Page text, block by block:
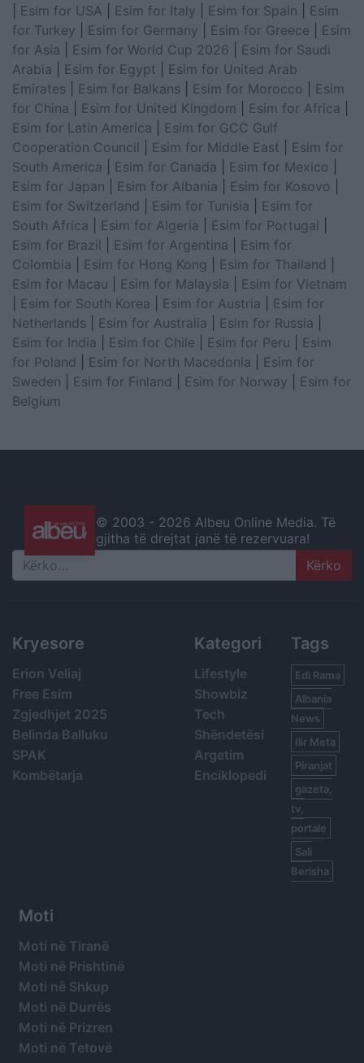
Esim for USA Esim for Italy Esim for Spain
Esim
for Turkey
Esim for Germany Esim for Greece
Esim
for Asia
Esim for World Cup 2026
Esim for Saudi
Arabia
Esim for Egypt
Esim for United Arab
Emirates
Esim for Balkans Esim for Morocco
Esim
for China
Esim for United Kingdom Esim for Africa
Esim for Latin America
Esim for GCC Gulf
Cooperation Council
Esim for Middle East
Esim for
South America
Esim for Canada Esim for Mexico
Esim for Japan
Esim for Albania Esim for Kosovo
Esim for Switzerland
Esim for Tunisia
Esim for
South Africa
Esim for Algeria Esim for Portugal
Esim for Brazil
Esim for Argentina
Esim for
Colombia
Esim for Hong Kong Esim for Thailand
Esim for Macau
Esim for Malaysia
Esim for Vietnam
Esim for South Korea Esim for Austria
Esim for
Netherlands
Esim for Australia Esim for Russia
Esim for India
Esim for Chile Esim for Peru
Esim
for Poland
Esim for North Macedonia
Esim for
Sweden
Esim for Finland Esim for Norway
Esim for
Belgium
© 2003 - 2026 Albeu Online Media. Të
gjitha të drejtat janë të rezervuara!
Search
Kryesore
Erion Veliaj
Free Esim
Zgjedhjet 2025
Belinda Balluku
SPAK
Kombëtarja
Kategori
Lifestyle
Showbiz
Tech
Shëndetësi
Argetim
Enciklopedi
Tags
Edi Rama
Albania
News
Ilir Meta
Piranjat
gazeta,
tv,
portale
Sali
Berisha
Moti
Moti në Tiranë
Moti në Prishtinë
Moti në Shkup
Moti në Durrës
Moti në Prizren
Moti në Tetovë